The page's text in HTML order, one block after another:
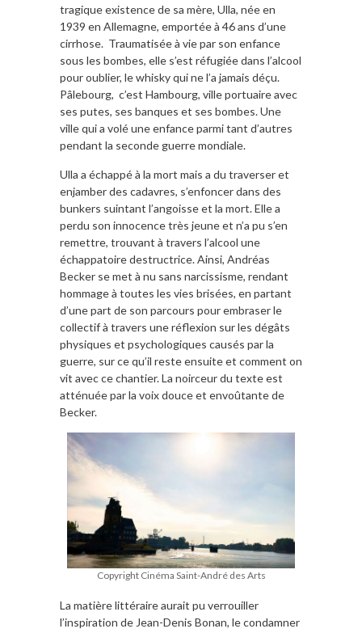
tragique existence de sa mère, Ulla, née en
1939 en Allemagne, emportée à 46 ans d’une
cirrhose. Traumatisée à vie par son enfance
sous les bombes, elle s’est réfugiée dans l’alcool
pour oublier, le whisky qui ne l’a jamais déçu.
Pâlebourg, c’est Hambourg, ville portuaire avec
ses putes, ses banques et ses bombes. Une
ville qui a volé une enfance parmi tant d’autres
pendant la seconde guerre mondiale.
Ulla a échappé à la mort mais a du traverser et
enjamber des cadavres, s’enfoncer dans des
bunkers suintant l’angoisse et la mort. Elle a
perdu son innocence très jeune et n’a pu s’en
remettre, trouvant à travers l’alcool une
échappatoire destructrice. Ainsi, Andréas
Becker se met à nu sans narcissisme, rendant
hommage à toutes les vies brisées, en partant
d’une part de son parcours pour embraser le
collectif à travers une réflexion sur les dégâts
physiques et psychologiques causés par la
guerre, sur ce qu’il reste ensuite et comment on
vit avec ce chantier. La noirceur du texte est
atténuée par la voix douce et envoûtante de
Becker.
Copyright Cinéma Saint-André des Arts
La matière littéraire aurait pu verrouiller
l’inspiration de Jean-Denis Bonan, le condamner